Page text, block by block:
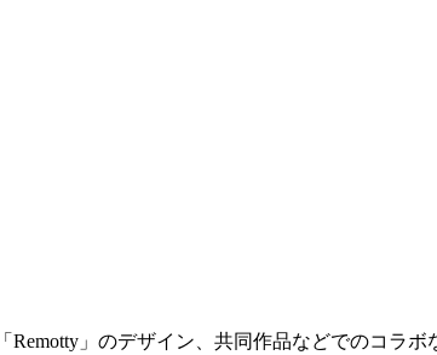
」のデザイン、共同作品などでのコラ